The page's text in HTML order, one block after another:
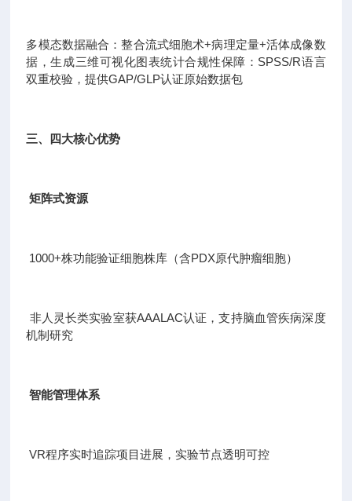
多模态数据融合：整合流式细胞术+病理定量+活体成像数
据，生成三维可视化图表统计合规性保障：SPSS/R语言
双重校验，提供GAP/GLP认证原始数据包
三、四大核心优势
矩阵式资源
1000+株功能验证细胞株库（含PDX原代肿瘤细胞）
非人灵长类实验室获AAALAC认证，支持脑血管疾病深度
机制研究
智能管理体系
VR程序实时追踪项目进展，实验节点透明可控